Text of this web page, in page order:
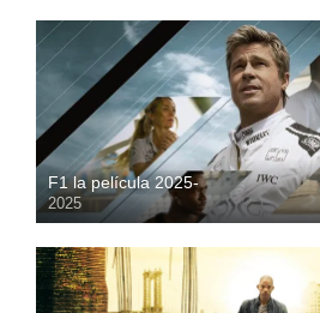
F1 la película 2025-
2025
HD